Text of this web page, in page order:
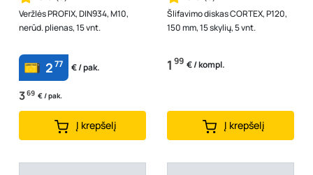
Veržlės PROFIX, DIN934, M10,
nerūd. plienas, 15 vnt.
277 € / pak.
369 € / pak.
Į krepšelį
Šlifavimo diskas CORTEX, P120,
150 mm, 15 skylių, 5 vnt.
1 99 € / kompl.
Į krepšelį